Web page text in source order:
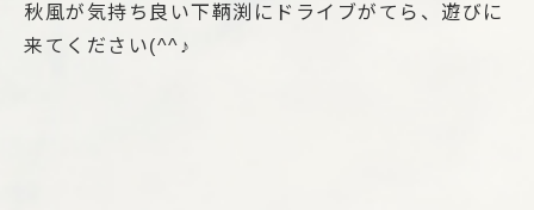
秋風が気持ち良い下鞆渕にドライブがてら、遊びに
来てください(^^♪